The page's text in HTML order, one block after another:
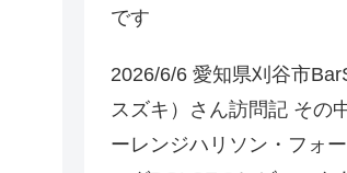
です
2026/6/6 愛知県刈谷市
スズキ）さん訪問記 その
ーレンジハリソン・フォ